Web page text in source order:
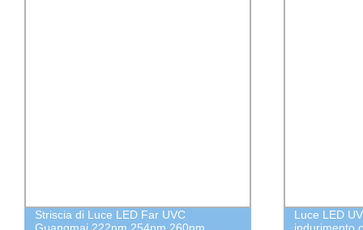
Striscia di Luce LED Far UVC
Luce LED